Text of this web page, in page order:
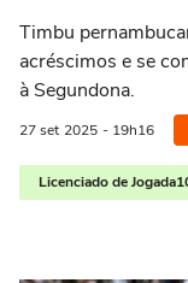
Timbu
acréscimos e se
à Segundona.
27 set 2025 - 19h16
Licenciado de